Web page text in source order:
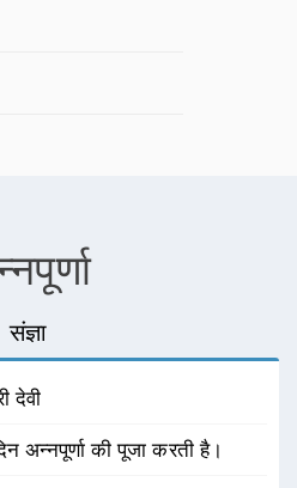
संज्ञा
देवी
अन्नपूर्णा की पूजा करती है।